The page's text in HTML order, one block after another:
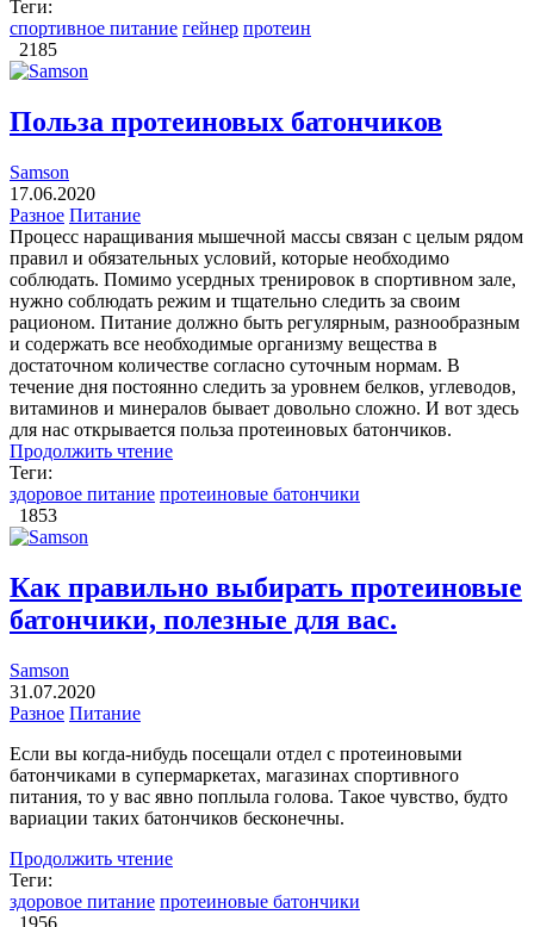
Теги:
спортивное питание гейнер протеин
2185
Польза протеиновых батончиков
Samson
17.06.2020
Разное Питание
Процесс наращивания мышечной массы связан с целым рядом
правил и обязательных условий, которые необходимо
соблюдать. Помимо усердных тренировок в спортивном зале,
нужно соблюдать режим и тщательно следить за своим
рационом. Питание должно быть регулярным, разнообразным
и содержать все необходимые организму вещества в
достаточном количестве согласно суточным нормам. В
течение дня постоянно следить за уровнем белков, углеводов,
витаминов и минералов бывает довольно сложно. И вот здесь
для нас открывается польза протеиновых батончиков.
Продолжить чтение
Теги:
здоровое питание протеиновые батончики
1853
Как правильно выбирать протеиновые
батончики, полезные для вас.
Samson
31.07.2020
Разное Питание
Если вы когда-нибудь посещали отдел с протеиновыми
батончиками в супермаркетах, магазинах спортивного
питания, то у вас явно поплыла голова. Такое чувство, будто
вариации таких батончиков бесконечны.
Продолжить чтение
Теги:
здоровое питание протеиновые батончики
1956